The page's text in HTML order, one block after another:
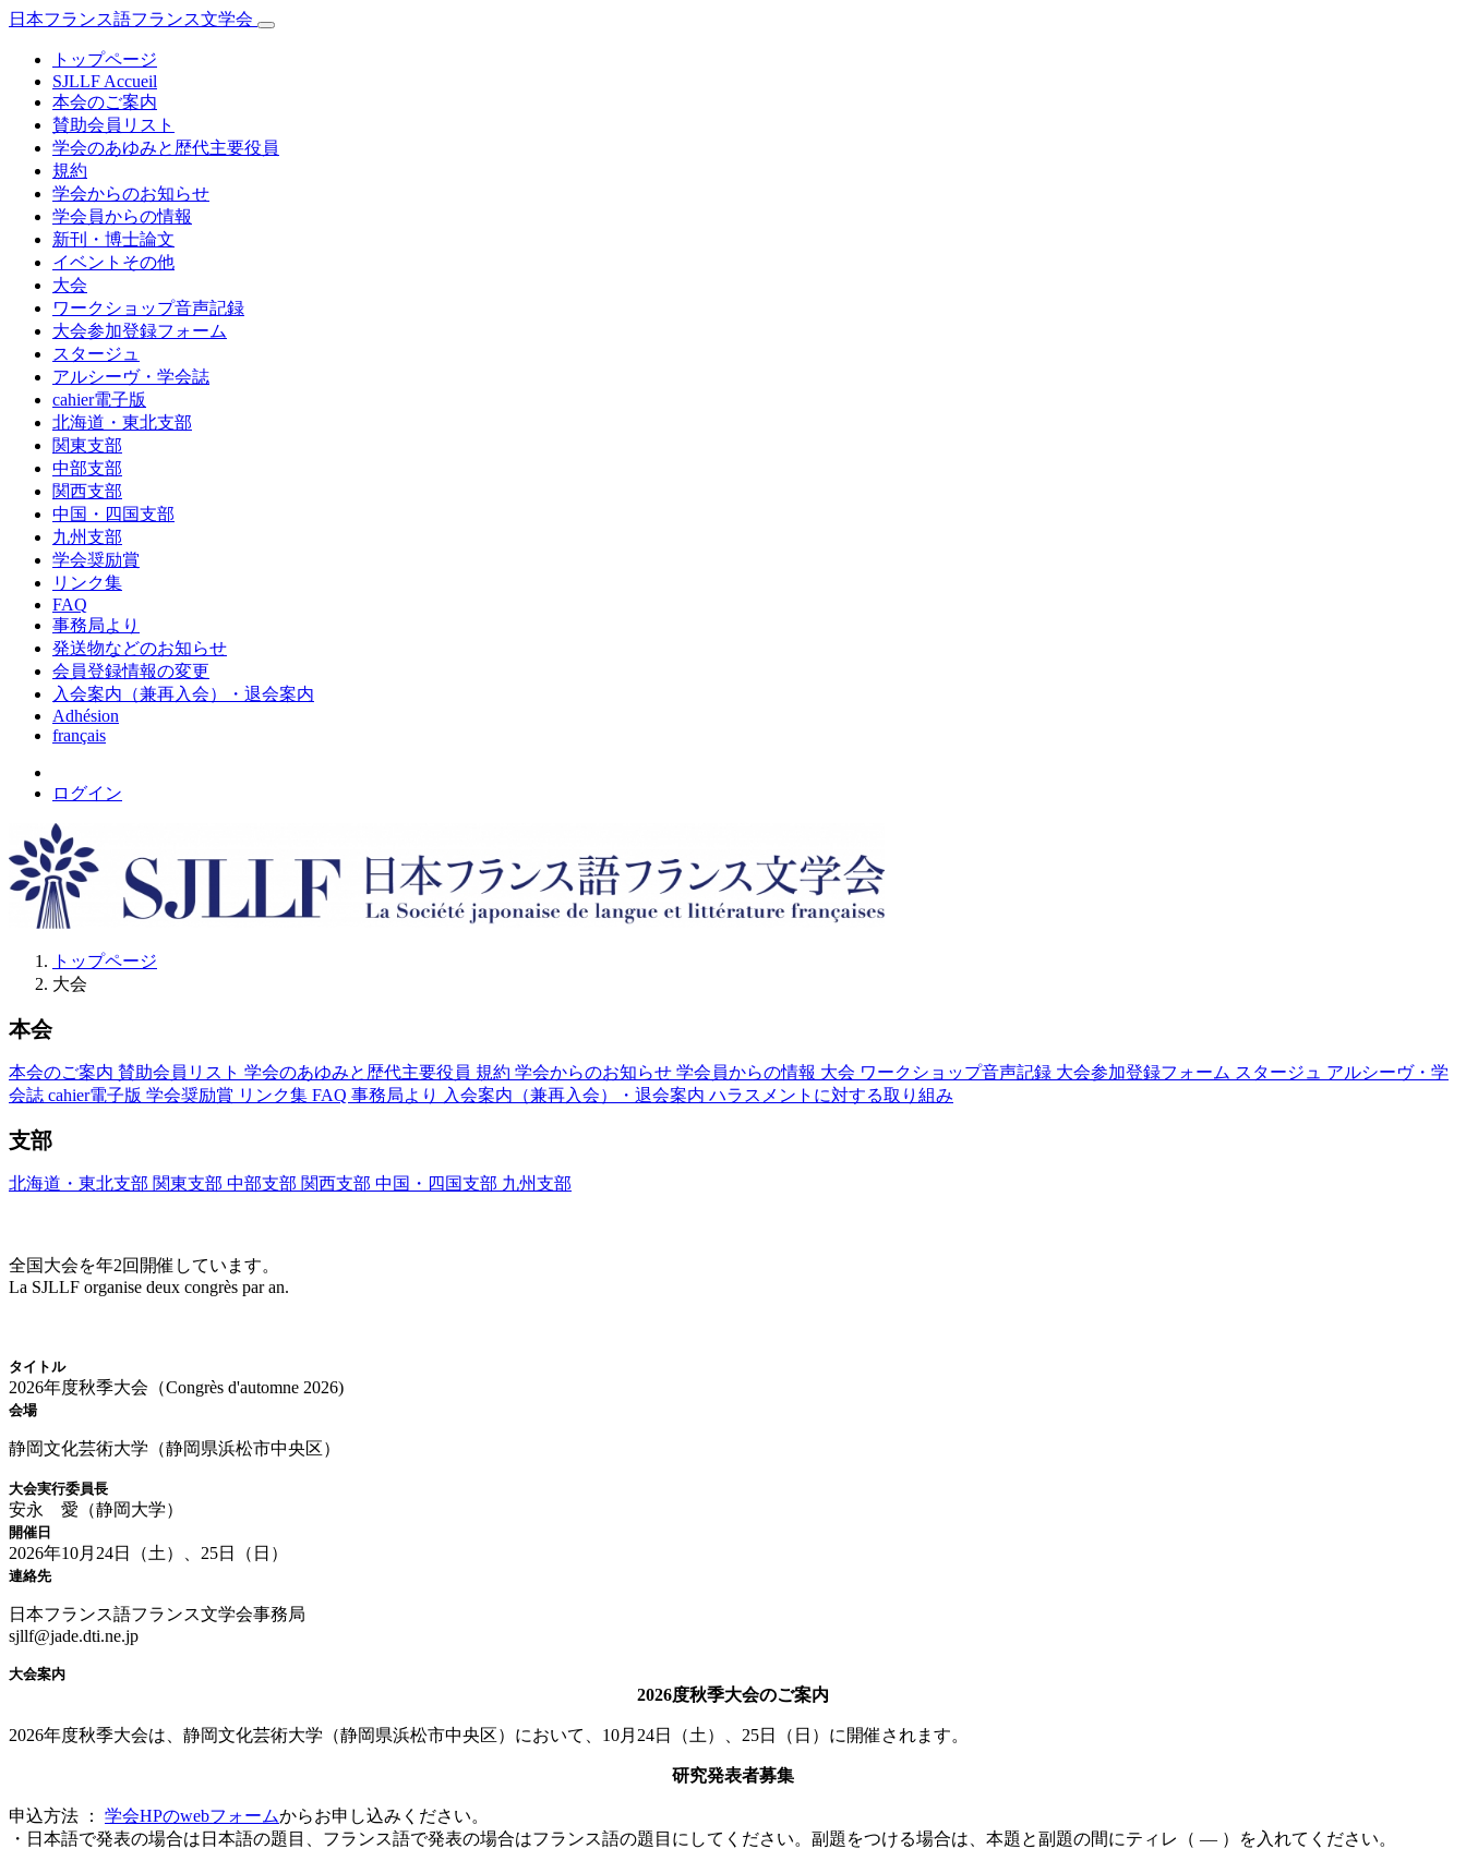
日本フランス語フランス文学会
トップページ
SJLLF Accueil
本会のご案内
賛助会員リスト
学会のあゆみと歴代主要役員
規約
学会からのお知らせ
学会員からの情報
新刊・博士論文
イベントその他
大会
ワークショップ音声記録
大会参加登録フォーム
スタージュ
アルシーヴ・学会誌
cahier電子版
北海道・東北支部
関東支部
中部支部
関西支部
中国・四国支部
九州支部
学会奨励賞
リンク集
FAQ
事務局より
発送物などのお知らせ
会員登録情報の変更
入会案内（兼再入会）・退会案内
Adhésion
français
ログイン
トップページ
大会
本会
本会のご案内 賛助会員リスト 学会のあゆみと歴代主要役員 規約 学会からのお知らせ 学会員からの情報 大会 ワークショップ音声記録 大会参加登録フォーム スタージュ アルシーヴ・学
会誌 cahier電子版 学会奨励賞 リンク集 FAQ 事務局より 入会案内（兼再入会）・退会案内 ハラスメントに対する取り組み
支部
北海道・東北支部 関東支部 中部支部 関西支部 中国・四国支部 九州支部
全国大会を年2回開催しています。
La SJLLF organise deux congrès par an.
タイトル
2026年度秋季大会（Congrès d'automne 2026)
会場
静岡文化芸術大学（静岡県浜松市中央区）
大会実行委員長
安永 愛（静岡大学）
開催日
2026年10月24日（土）、25日（日）
連絡先
日本フランス語フランス文学会事務局
sjllf@jade.dti.ne.jp
大会案内
2026度秋季大会のご案内
2026年度秋季大会は、静岡文化芸術大学（静岡県浜松市中央区）において、10月24日（土）、25日（日）に開催されます。
研究発表者募集
申込方法 ： 学会HPのwebフォームからお申し込みください。
・日本語で発表の場合は日本語の題目、フランス語で発表の場合はフランス語の題目にしてください。副題をつける場合は、本題と副題の間にティレ（ ― ）を入れてください。